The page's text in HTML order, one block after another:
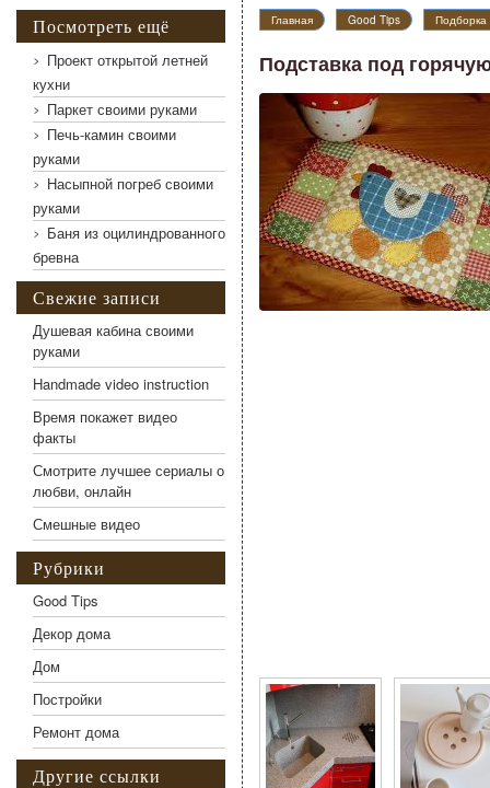
Главная Good Tips Подборка
Подставка под
Посмотреть ещё
Проект открытой летней
кухни
Паркет своими руками
Печь-камин своими
руками
Насыпной погреб своими
руками
Баня из оцилиндрованного
бревна
Свежие записи
Душевая кабина своими
руками
Handmade video instruction
Время покажет видео
факты
Смотрите лучшее сериалы о
любви, онлайн
Смешные видео
Рубрики
Good Tips
Декор дома
Дом
Постройки
Ремонт дома
Другие ссылки